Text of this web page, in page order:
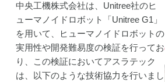
中央工機株式会社は、Unitree社のヒ
ューマノイドロボット「Unitree G1」
を用いて、ヒューマノイドロボットの
実用性や開発難易度の検証を行ってお
り、この検証においてアスラテック
は、以下のような技術協力を行いまし